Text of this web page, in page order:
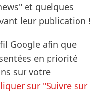
et quelques
leur publication !
Google afin que
en priorité
sur votre
sur "Suivre sur